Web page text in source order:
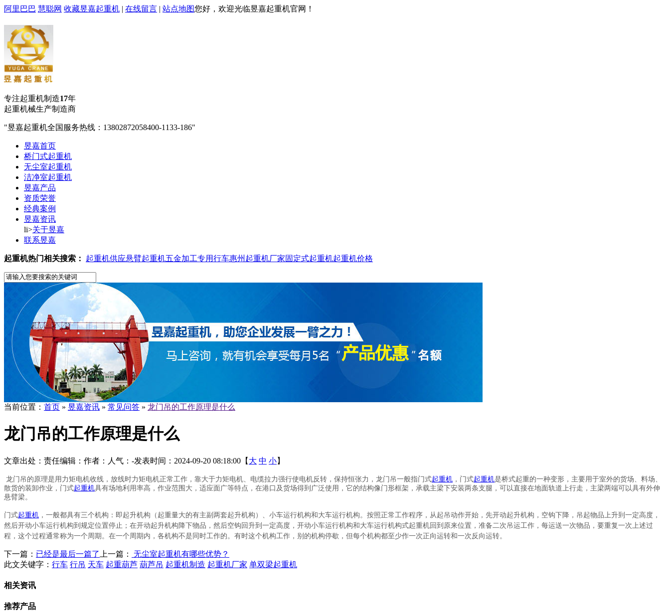
阿里巴巴 慧聪网 收藏昱嘉起重机 | 在线留言 | 站点地图您好，欢迎光临昱嘉起重机官网！
专注起重机制造17年
起重机械生产制造商
昱嘉起重机全国服务热线：13802872058400-1133-186
昱嘉首页
桥门式起重机
无尘室起重机
洁净室起重机
昱嘉产品
资质荣誉
经典案例
昱嘉资讯
li>关于昱嘉
联系昱嘉
起重机热门相关搜索： 起重机供应悬臂起重机五金加工专用行车惠州起重机厂家固定式起重机起重机价格
当前位置： 首页 » 昱嘉资讯 » 常见问答 » 龙门吊的工作原理是什么
龙门吊的工作原理是什么
文章出处： 责任编辑： 作者： 人气： -发表时间：2024-09-20 08:18:00【 大 中 小】
龙门吊的原理是用力矩电机收线，放线时力矩电机正常工作，靠大于力矩电机、电缆拉力强行使电机反转，保持恒张力，龙门吊一般指门式起重机 ，门式起重机是桥式起重的一种变形，主要用于室外的货场、料场、
散货的装卸作业，门式起重机具有场地利用率高，作业范围大，适应面广等特点，在港口及货场得到广泛使用，它的结构像门形框架，承载主梁下安装两条支腿，可以直接在地面轨道上行走，主梁两端可以具有外伸
悬臂梁。
门式起重机 ，一般都具有三个机构：即起升机构（起重量大的有主副两套起升机构）、小车运行机构和大车运行机构。按照正常工作程序，从起吊动作开始，先开动起升机构，空钩下降，吊起物品上升到一定高度，
然后开动小车运行机构到规定位置停止；在开动起升机构降下物品，然后空钩回升到一定高度，开动小车运行机构和大车运行机构式起重机回到原来位置，准备二次吊运工作，每运送一次物品，要重复一次上述过
程，这个过程通常称为一个周期。在一个周期内，各机构不是同时工作的。有时这个机构工作，别的机构停歇，但每个机构都至少作一次正向运转和一次反向运转。
下一篇： 已经是最后一篇了 上一篇：
无尘室起重机有哪些优势？
此文关键字： 行车 行吊 天车 起重葫芦 葫芦吊 起重机制造 起重机厂家 单双梁起重机
相关资讯
推荐产品